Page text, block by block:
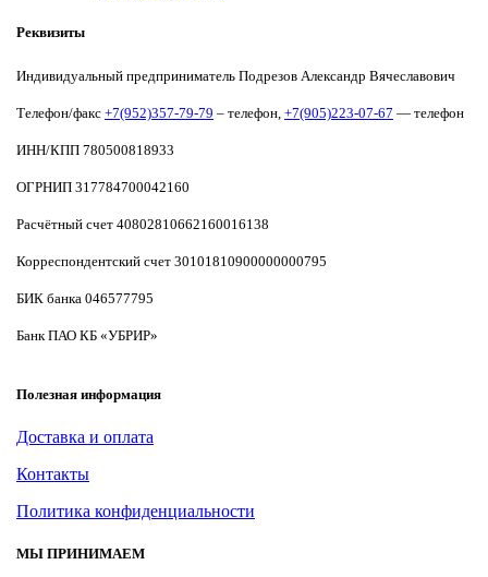
Реквизиты
Индивидуальный предприниматель Подрезов Александр Вячеславович
Телефон/факс +7(952)357-79-79 – телефон, +7(905)223-07-67 — телефон
ИНН/КПП 780500818933
ОГРНИП 317784700042160
Расчётный счет 40802810662160016138
Корреспондентский счет 30101810900000000795
БИК банка 046577795
Банк ПАО КБ «УБРИР»
Полезная информация
Доставка и оплата
Контакты
Политика конфиденциальности
МЫ ПРИНИМАЕМ